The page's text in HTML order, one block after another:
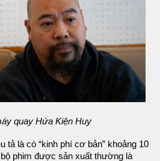
quay Hứa Kiện Huy
tả là có “kinh phí cơ bản” khoảng 10
phim được sản xuất thường là